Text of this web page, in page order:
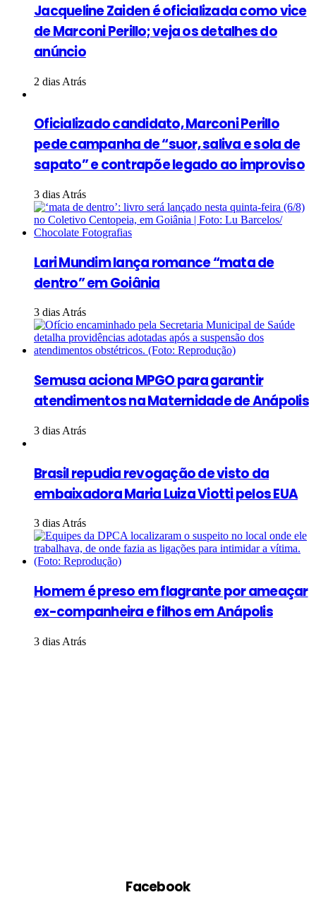
Jacqueline Zaiden é oficializada como vice
de Marconi Perillo; veja os detalhes do
anúncio
2 dias Atrás
Oficializado candidato, Marconi Perillo
pede campanha de “suor, saliva e sola de
sapato” e contrapõe legado ao improviso
3 dias Atrás
Lari Mundim lança romance “mata de
dentro” em Goiânia
3 dias Atrás
Semusa aciona MPGO para garantir
atendimentos na Maternidade de Anápolis
3 dias Atrás
Brasil repudia revogação de visto da
embaixadora Maria Luiza Viotti pelos EUA
3 dias Atrás
Homem é preso em flagrante por ameaçar
ex-companheira e filhos em Anápolis
3 dias Atrás
Facebook